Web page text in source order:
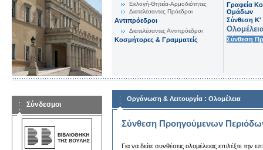
Εκλογή-Θητεία-Αρμοδιότητες
Διατελέσαντες Πρόεδροι
Αντιπρόεδροι
Διατελέσαντες Αντιπρόεδροι
Κοσμήτορες & Γραμματείς
Γραφεία
Ομάδων
Σύνθεση K'
Σύνθεση
Σύνδεσμοι
Οργάνωση & Λειτουργία : Ολομέλεια
Σύνθεση Προηγούμενων
Για να δείτε συνθέσεις ολομέλειας επιλέξτε την